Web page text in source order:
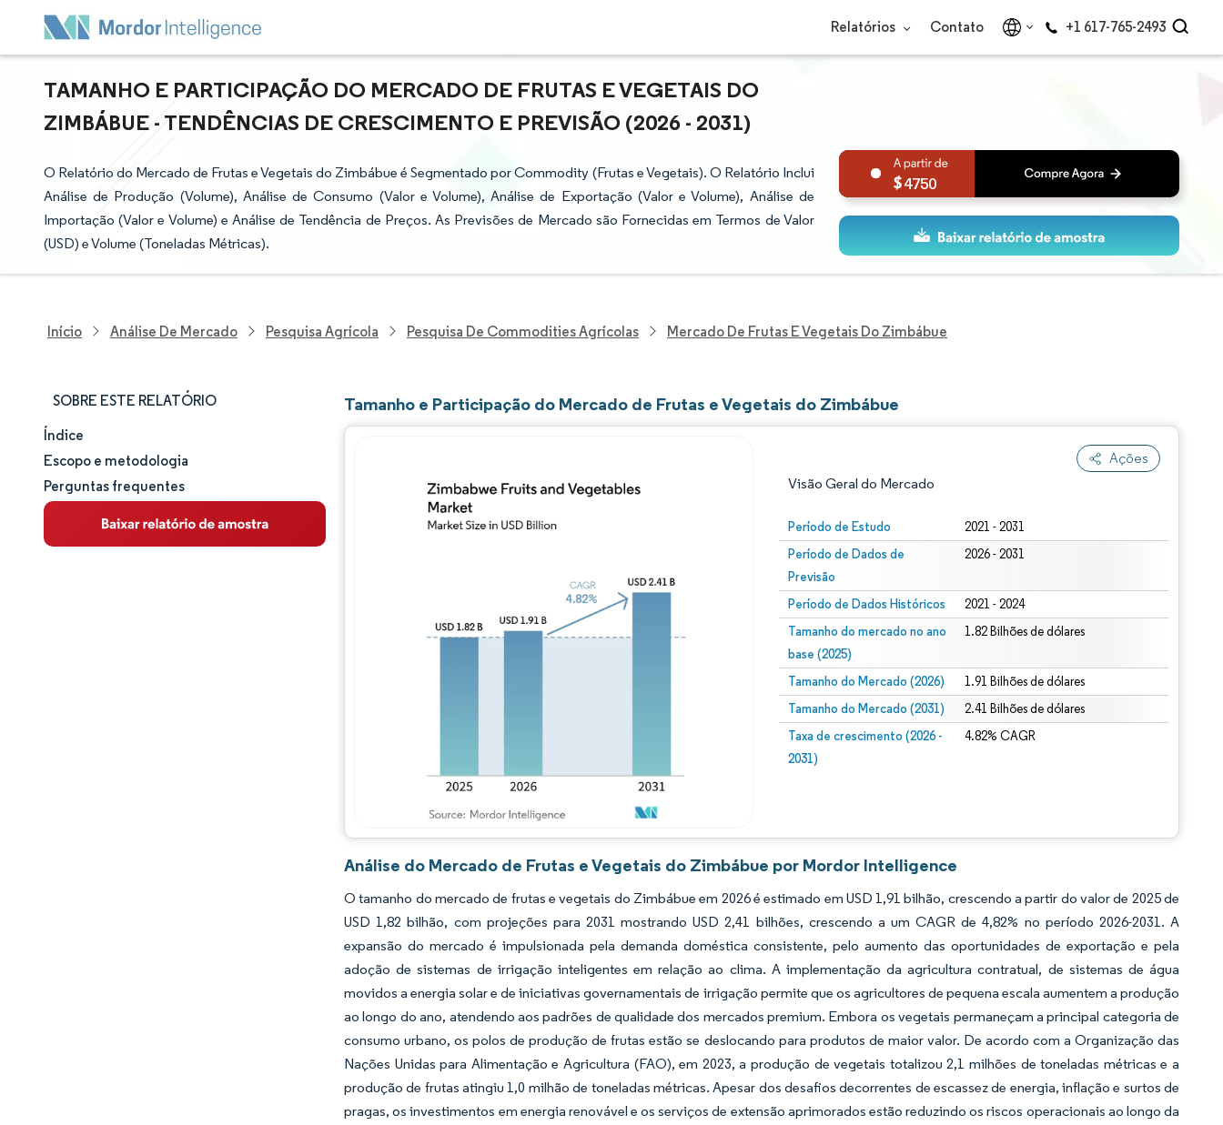
Relatórios Contato +1 617-765-2493
TAMANHO E PARTICIPAÇÃO DO MERCADO DE FRUTAS E VEGETAIS DO
ZIMBÁBUE - TENDÊNCIAS DE CRESCIMENTO E PREVISÃO (2026 - 2031)
O Relatório do Mercado de Frutas e Vegetais do Zimbábue é Segmentado por Commodity (Frutas e Vegetais). O Relatório Inclui
Análise de Produção (Volume), Análise de Consumo (Valor e Volume), Análise de Exportação (Valor e Volume), Análise de
Importação (Valor e Volume) e Análise de Tendência de Preços. As Previsões de Mercado são Fornecidas em Termos de Valor
(USD) e Volume (Toneladas Métricas).
4750
Início Análise De Mercado Pesquisa Agrícola Pesquisa De Commodities Agrícolas Mercado De Frutas E Vegetais Do Zimbábue
SOBRE ESTE RELATÓRIO
Tamanho e participação de mercado
Análise de mercado
Tendências e insights
Índice
Escopo e metodologia
Perguntas frequentes
Tamanho e Participação do Mercado de Frutas e Vegetais do Zimbábue
Ações
Visão Geral do Mercado
Período de Estudo 2021 - 2031
Período de Dados de
Previsão
2026 - 2031
Período de Dados Históricos 2021 - 2024
Tamanho do mercado no ano
base (2025)
1.82 Bilhões de dólares
Tamanho do Mercado (2026) 1.91 Bilhões de dólares
Tamanho do Mercado (2031) 2.41 Bilhões de dólares
Taxa de crescimento (2026 -
2031)
4.82% CAGR
Imagem © Mordor Intelligence. O reuso requer atribuição conforme CC BY 4.0.
Análise do Mercado de Frutas e Vegetais do Zimbábue por Mordor Intelligence
O tamanho do mercado de frutas e vegetais do Zimbábue em 2026 é estimado em USD 1,91 bilhão, crescendo a partir do valor de 2025 de
USD 1,82 bilhão, com projeções para 2031 mostrando USD 2,41 bilhões, crescendo a um CAGR de 4,82% no período 2026-2031. A
expansão do mercado é impulsionada pela demanda doméstica consistente, pelo aumento das oportunidades de exportação e pela
adoção de sistemas de irrigação inteligentes em relação ao clima. A implementação da agricultura contratual, de sistemas de água
movidos a energia solar e de iniciativas governamentais de irrigação permite que os agricultores de pequena escala aumentem a produção
ao longo do ano, atendendo aos padrões de qualidade dos mercados premium. Embora os vegetais permaneçam a principal categoria de
consumo urbano, os polos de produção de frutas estão se deslocando para produtos de maior valor. De acordo com a Organização das
Nações Unidas para Alimentação e Agricultura (FAO), em 2023, a produção de vegetais totalizou 2,1 milhões de toneladas métricas e a
produção de frutas atingiu 1,0 milhão de toneladas métricas. Apesar dos desafios decorrentes de escassez de energia, inflação e surtos de
pragas, os investimentos em energia renovável e os serviços de extensão aprimorados estão reduzindo os riscos operacionais ao longo da